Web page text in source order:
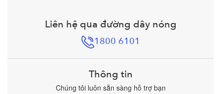
Liên hệ qua đường dây nóng
1800 6101
Thông tin
Chúng tôi luôn sẵn sàng hỗ trợ bạn